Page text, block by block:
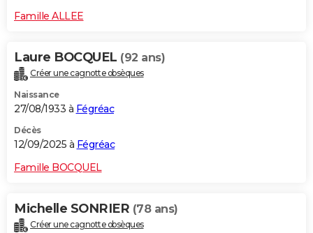
Famille ALLEE
Laure BOCQUEL (92 ans)
Créer une cagnotte obsèques
Naissance
27/08/1933 à Fégréac
Décès
12/09/2025 à Fégréac
Famille BOCQUEL
Michelle SONRIER (78 ans)
Créer une cagnotte obsèques